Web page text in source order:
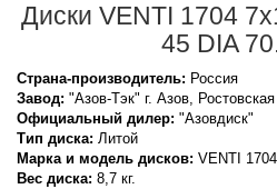
Диски VENTI 1704
45 DIA
Страна-производитель: Россия
Завод: "Азов-Тэк" г. Азов,
Официальный дилер: "Азовдиск"
Тип диска: Литой
Марка и модель дисков: VENTI 1704
Вес диска: 8,7 кг.